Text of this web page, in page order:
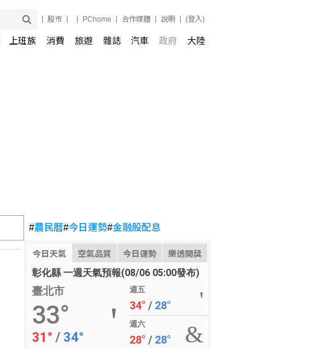
股市 PChome 合作媒體 說明 (登入)
上班族 消費 旅遊 雜誌 汽車 政府 大陸
#農民曆#今日運勢#金融股配息
今日天氣 空氣品質 今日運勢 樂透開獎
彰化縣 一週天氣預報(08/06 05:00發布)
臺北市
33°
31° / 34°
週五
34° / 28°
週六
28° / 28°